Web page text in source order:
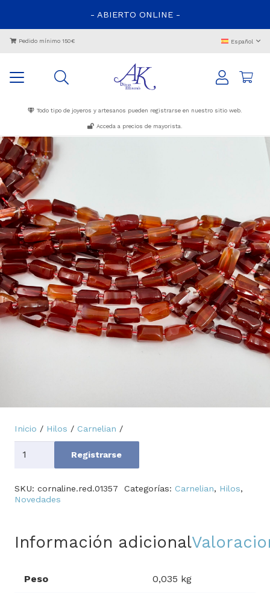
- ABIERTO ONLINE -
Pedido mínimo 150€ Español
Todo tipo de joyeros y artesanos pueden registrarse en nuestro sitio web.
Acceda a precios de mayorista.
Inicio / Hilos / Carnelian /
Cantidad Registrarse
SKU: cornaline.red.01357 Categorías: Carnelian, Hilos,
Novedades
Información adicional
Peso 0,035 kg